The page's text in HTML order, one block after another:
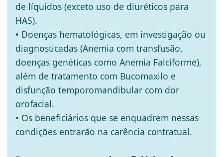
de líquidos (exceto uso de diuréticos para
HAS).
• Doenças hematológicas, em investigação ou
diagnosticadas (Anemia com transfusão,
doenças genéticas como Anemia Falciforme),
além de tratamento com Bucomaxilo e
disfunção temporomandibular com dor
orofacial.
• Os beneficiários que se enquadrem nessas
condições entrarão na carência contratual.